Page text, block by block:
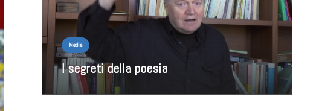
Media
I segreti della poesia